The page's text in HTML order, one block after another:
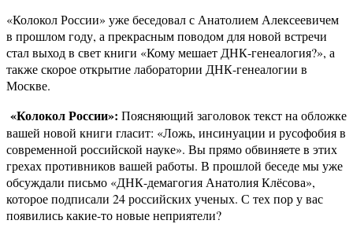
«Колокол России» уже беседовал с Анатолием Алексеевичем
в прошлом году, а прекрасным поводом для новой встречи
стал выход в свет книги «Кому мешает ДНК-генеалогия?», а
также скорое открытие лаборатории ДНК-генеалогии в
Москве.
«Колокол России»: Поясняющий заголовок текст на обложке
вашей новой книги гласит: «Ложь, инсинуации и русофобия в
современной российской науке». Вы прямо обвиняете в этих
грехах противников вашей работы. В прошлой беседе мы уже
обсуждали письмо «ДНК-демагогия Анатолия Клёсова»,
которое подписали 24 российских ученых. С тех пор у вас
появились какие-то новые неприятели?